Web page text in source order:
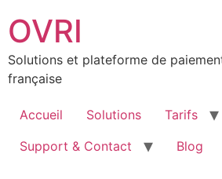
au
contenu
OVRI
Solutions et plateforme de
française
Accueil Solutions
Tarifs
Support & Contact
Blog